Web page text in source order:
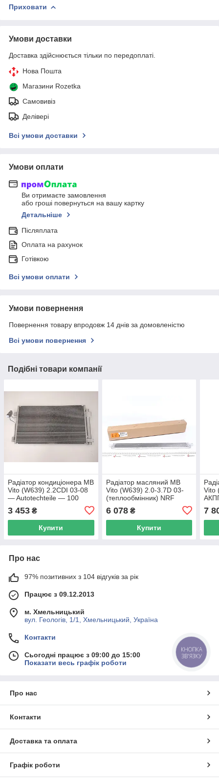
Приховати
Умови доставки
Доставка здійснюється тільки по передоплаті.
Нова Пошта
Магазини Rozetka
Самовивіз
Делівері
Всі умови доставки
Умови оплати
Ви отримаєте замовлення
або гроші повернуться на вашу картку
Детальніше
Післяплата
Оплата на рахунок
Готівкою
Всі умови оплати
Умови повернення
Повернення товару впродовж 14 днів за домовленістю
Всі умови повернення
Подібні товари компанії
Радіатор кондиціонера MB
Vito (W639) 2.2CDI 03-08
— Autotechteile — 100
3 453 ₴
Купити
Радіатор масляний MB
Vito (W639) 2.0-3.7D 03-
(теплообмінник) NRF
6 078₴
Купити
Vito
7
Про нас
97% позитивних з 104 відгуків за рік
Працює з 09.12.2013
м. Хмельницький
вул. Геологів, 1/1, Хмельницький, Україна
Контакти
Сьогодні працює з 09:00 до 15:00
Показати весь графік роботи
Про нас
Контакти
Доставка та оплата
Графік роботи
КНОПКА
ЗВ'ЯЗКУ